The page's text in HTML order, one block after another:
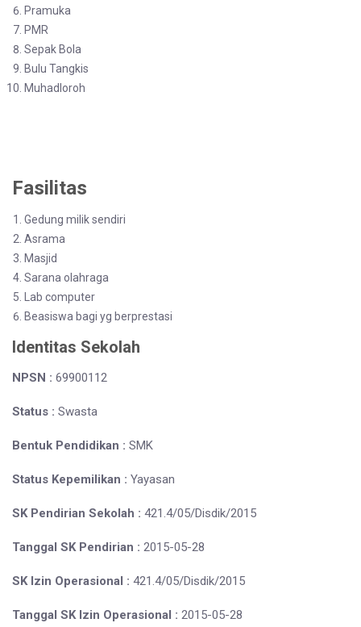
Pramuka
PMR
Sepak Bola
Bulu Tangkis
Muhadloroh
Fasilitas
Gedung milik sendiri
Asrama
Masjid
Sarana olahraga
Lab computer
Beasiswa bagi yg berprestasi
Identitas Sekolah
NPSN : 69900112
Status : Swasta
Bentuk Pendidikan : SMK
Status Kepemilikan : Yayasan
SK Pendirian Sekolah : 421.4/05/Disdik/2015
Tanggal SK Pendirian : 2015-05-28
SK Izin Operasional : 421.4/05/Disdik/2015
Tanggal SK Izin Operasional : 2015-05-28